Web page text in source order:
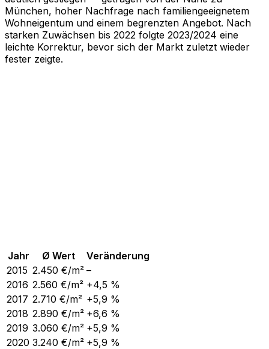
München, hoher Nachfrage nach familiengeeignetem
Wohneigentum und einem begrenzten Angebot. Nach
starken Zuwächsen bis 2022 folgte 2023/2024 eine
leichte Korrektur, bevor sich der Markt zuletzt wieder
fester zeigte.
Jahr Ø Wert
Veränderung
2015 2.450 €/m² –
2016 2.560 €/m² +4,5 %
2017 2.710 €/m² +5,9 %
2018 2.890 €/m² +6,6 %
2019 3.060 €/m² +5,9 %
2020 3.240 €/m² +5,9 %